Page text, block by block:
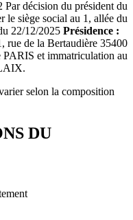
décision du président du
le siège social au 1, allée du
22/12/2025 Présidence :
de la Bertaudière 35400
et immatriculation au
selon la composition
DU